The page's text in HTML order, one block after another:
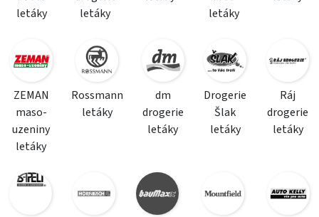
letáky
letáky
letáky
ZEMAN
maso-
uzeniny
letáky
Rossmann
letáky
dm
drogerie
letáky
Drogerie
Šlak
letáky
Ráj
drogerie
letáky